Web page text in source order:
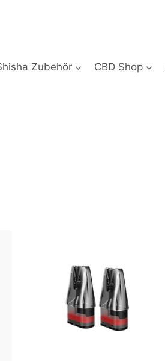
Zubehör CBD Shop